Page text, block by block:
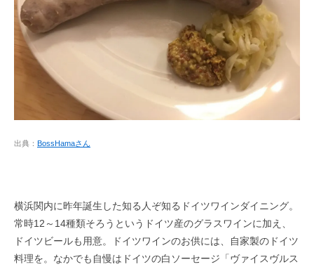
出典： BossHamaさん
横浜関内に昨年誕生した知る人ぞ知るドイツワインダイニング。
常時12～14種類そろうというドイツ産のグラスワインに加え、
ドイツビールも用意。ドイツワインのお供には、自家製のドイツ
料理を。なかでも自慢はドイツの白ソーセージ「ヴァイスヴルス